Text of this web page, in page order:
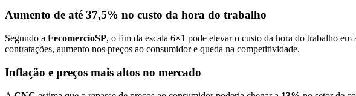
Aumento de até 37,5% no custo da hora do trabalho
Segundo a FecomercioSP, o fim da escala 6×1 pode elevar o custo da hora do trabalho em
contratações, aumento nos preços ao consumidor e queda na competitividade.
Inflação e preços mais altos no mercado